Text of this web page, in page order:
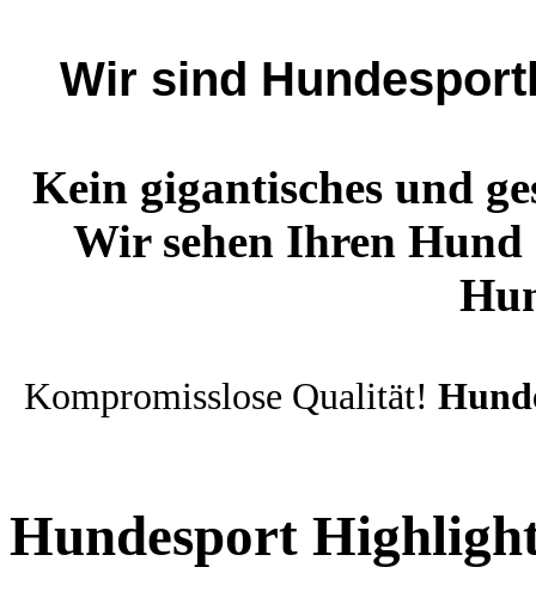
Wir sind
Kein gigantisches und
Wir sehen Ihren Hund
Kompromisslose Qualität!
Hundesport